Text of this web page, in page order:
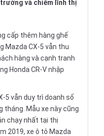
và chiếm lĩnh thị
cấp thêm hàng ghế
Mazda CX-5 vẫn thu
hàng và cạnh tranh
Honda CR-V nhập
5 vẫn duy trì doanh số
tháng. Mẫu xe này cũng
chạy nhất tại thị
2019, xe ô tô Mazda